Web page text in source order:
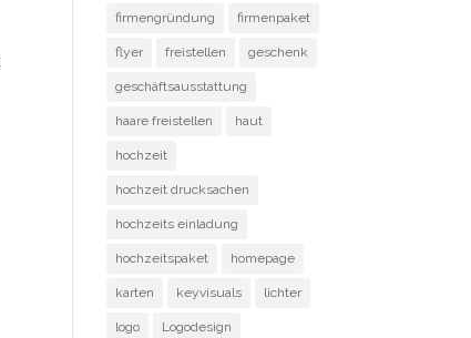
firmengründung firmenpaket
flyer freistellen geschenk
geschäftsausstattung
haare freistellen haut
hochzeit
hochzeit drucksachen
hochzeits einladung
hochzeitspaket homepage
karten keyvisuals lichter
logo Logodesign